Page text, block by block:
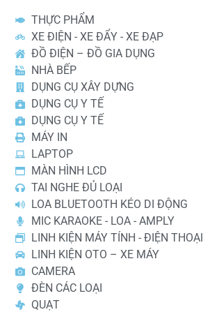
THỰC PHẨM
XE ĐIỆN - XE ĐẨY - XE ĐẠP
ĐỒ ĐIỆN – ĐỒ GIA DỤNG
NHÀ BẾP
DỤNG CỤ XÂY DỰNG
DỤNG CỤ Y TẾ
DỤNG CỤ Y TẾ
MÁY IN
LAPTOP
MÀN HÌNH LCD
TAI NGHE ĐỦ LOẠI
LOA BLUETOOTH KÉO DI ĐỘNG
MIC KARAOKE - LOA - AMPLY
LINH KIỆN MÁY TÍNH - ĐIỆN THOẠI
LINH KIỆN OTO – XE MÁY
CAMERA
ĐÈN CÁC LOẠI
QUẠT